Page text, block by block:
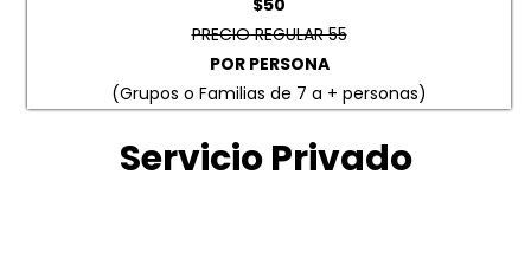
$50
PRECIO REGULAR 55
POR PERSONA
(Grupos o Familias de 7 a + personas)
Servicio Privado